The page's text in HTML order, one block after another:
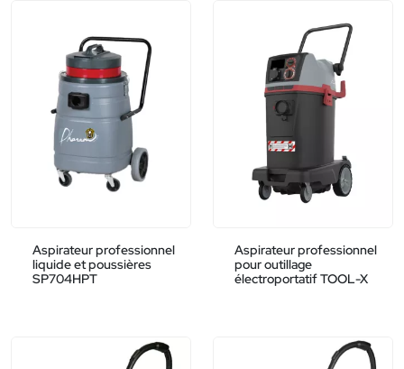
Aspirateur professionnel
liquide et poussières
SP704HPT
Aspirateur professionnel
pour outillage
électroportatif TOOL-X